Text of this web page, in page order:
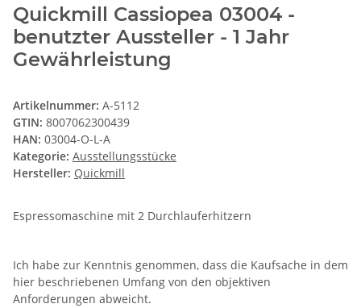
Quickmill Cassiopea 03004 -
benutzter Aussteller - 1 Jahr
Gewährleistung
Artikelnummer: A-5112
GTIN: 8007062300439
HAN: 03004-O-L-A
Kategorie: Ausstellungsstücke
Hersteller: Quickmill
Espressomaschine mit 2 Durchlauferhitzern
Ich habe zur Kenntnis genommen, dass die Kaufsache in dem
hier beschriebenen Umfang von den objektiven
Anforderungen abweicht.